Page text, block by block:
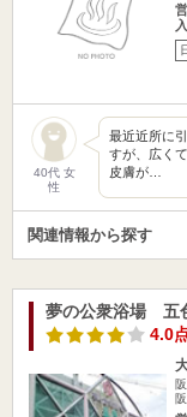
40代 女
性
最近近所に
すが、広く
皮膚が…
関連情報から探す
夢の公衆浴場 五
4.0